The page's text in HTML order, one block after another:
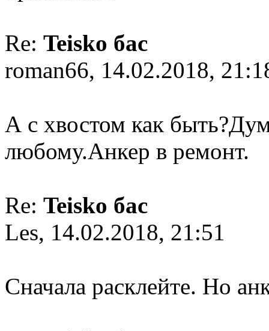
Re: Teisko бас
roman66, 14.02.2018,
А с хвостом как
любому.Анкер в ремонт.
Re: Teisko бас
Les, 14.02.2018, 21:51
Сначала расклейте. Но